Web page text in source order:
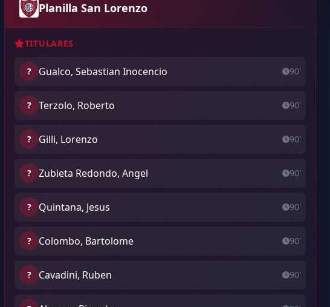
Planilla San Lorenzo
TITULARES
? Gualco, Sebastian Inocencio 90'
? Terzolo, Roberto 90'
? Gilli, Lorenzo 90'
? Zubieta Redondo, Angel 90'
? Quintana, Jesus 90'
? Colombo, Bartolome 90'
? Cavadini, Ruben 90'